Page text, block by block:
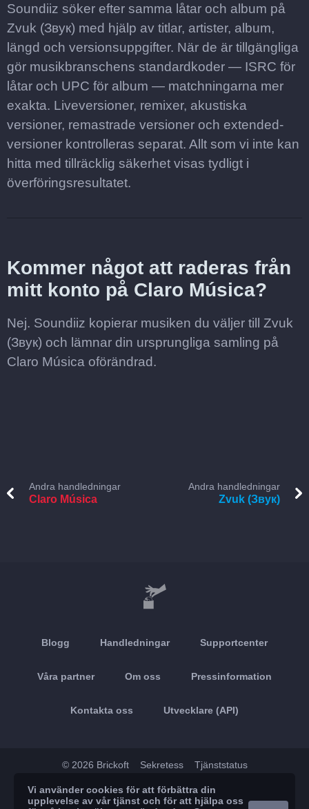
Soundiiz söker efter samma låtar och album på
Zvuk (Звук) med hjälp av titlar, artister, album,
längd och versionsuppgifter. När de är tillgängliga
gör musikbranschens standardkoder — ISRC för
låtar och UPC för album — matchningarna mer
exakta. Liveversioner, remixer, akustiska
versioner, remastrade versioner och extended-
versioner kontrolleras separat. Allt som vi inte kan
hitta med tillräcklig säkerhet visas tydligt i
överföringsresultatet.
Kommer något att raderas från
mitt konto på Claro Música?
Nej. Soundiiz kopierar musiken du väljer till Zvuk
(Звук) och lämnar din ursprungliga samling på
Claro Música oförändrad.
Andra handledningar
Claro Música
Andra handledningar
Zvuk (Звук)
Blogg Handledningar Supportcenter
Våra partner Om oss Pressinformation
Kontakta oss Utvecklare (API)
© 2026 Brickoft Sekretess Tjänststatus
App Store Google Play
Vi använder cookies för att förbättra din
upplevelse av vår tjänst och för att hjälpa oss